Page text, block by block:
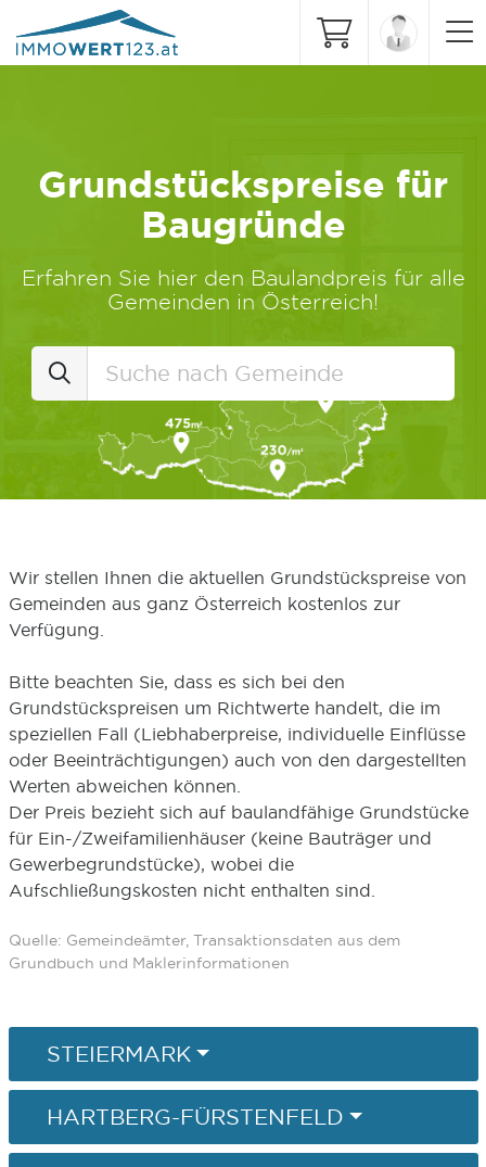
Grundstückspreise für
Baugründe
Erfahren Sie hier den Baulandpreis für alle
Gemeinden in Österreich!
Wir stellen Ihnen die aktuellen Grundstückspreise von
Gemeinden aus ganz Österreich kostenlos zur
Verfügung.
Bitte beachten Sie, dass es sich bei den
Grundstückspreisen um Richtwerte handelt, die im
speziellen Fall (Liebhaberpreise, individuelle Einflüsse
oder Beeinträchtigungen) auch von den dargestellten
Werten abweichen können.
Der Preis bezieht sich auf baulandfähige Grundstücke
für Ein-/Zweifamilienhäuser (keine Bauträger und
Gewerbegrundstücke), wobei die
Aufschließungskosten nicht enthalten sind.
Quelle: Gemeindeämter, Transaktionsdaten aus dem
Grundbuch und Maklerinformationen
STEIERMARK
HARTBERG-FÜRSTENFELD